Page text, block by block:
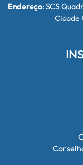
Endereço: SCS
Cidade